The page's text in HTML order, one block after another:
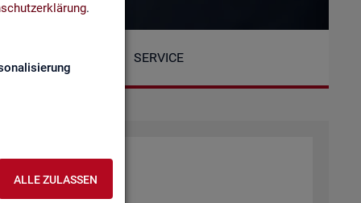
.
ALLE ZULASSEN
SERVICE